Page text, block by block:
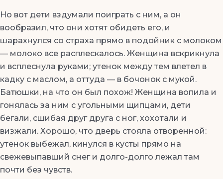
Но вот дети вздумали поиграть с ним, а он
вообразил, что они хотят обидеть его, и
шарахнулся со страха прямо в подойник с молоком
— молоко все расплескалось. Женщина вскрикнула
и всплеснула руками; утенок между тем влетел в
кадку с маслом, а оттуда — в бочонок с мукой.
Батюшки, на что он был похож! Женщина вопила и
гонялась за ним с угольными щипцами, дети
бегали, сшибая друг друга с ног, хохотали и
визжали. Хорошо, что дверь стояла отворенной:
утенок выбежал, кинулся в кусты прямо на
свежевыпавший снег и долго-долго лежал там
почти без чувств.